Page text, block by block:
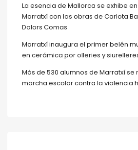
La esencia de Mallorca se exhibe
Marratxí con las obras de Carlota
Dolors Comas
Marratxí inaugura el primer belén
en cerámica por olleries y
Más de 530 alumnos de Marratxí se
marcha escolar contra la violencia